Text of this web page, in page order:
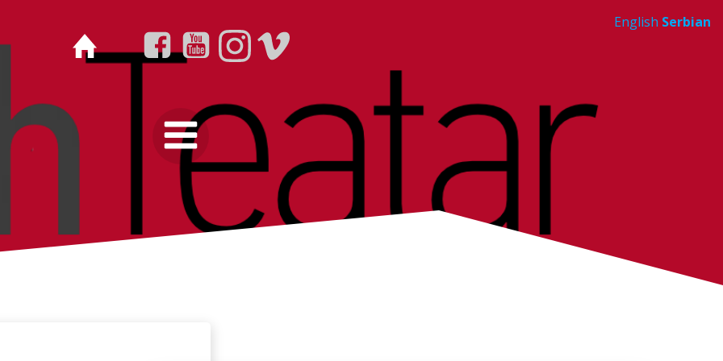
English Serbian